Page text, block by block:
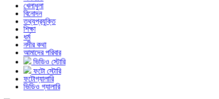
খেলাধুলা
বিনোদন
তথ্যপ্রযুক্তি
শিক্ষা
ধর্ম
নদীর কথা
আমাদের পরিবার
ভিডিও স্টোরি
ফটো স্টোরি
ফটোগ্যালারি
ভিডিও গ্যালারি